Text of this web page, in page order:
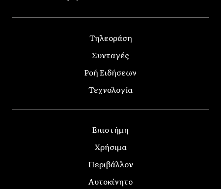
Τηλεοράση
Συνταγές
Ροή Ειδήσεων
Τεχνολογία
Επιστήμη
Χρήσιμα
Περιβάλλον
Αυτοκίνητο